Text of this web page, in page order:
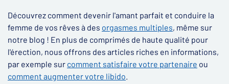
Découvrez comment devenir l'amant parfait et conduire la
femme de vos rêves à des orgasmes multiples, même sur
notre blog ! En plus de comprimés de haute qualité pour
l'érection, nous offrons des articles riches en informations,
par exemple sur comment satisfaire votre partenaire ou
comment augmenter votre libido.